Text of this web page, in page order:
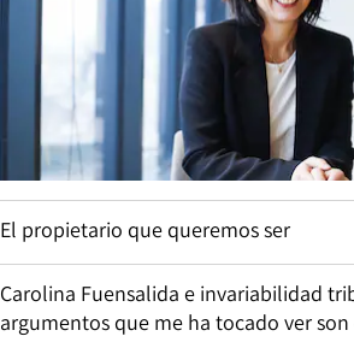
El propietario que queremos ser
Carolina Fuensalida e invariabilidad
argumentos que me ha tocado ver son